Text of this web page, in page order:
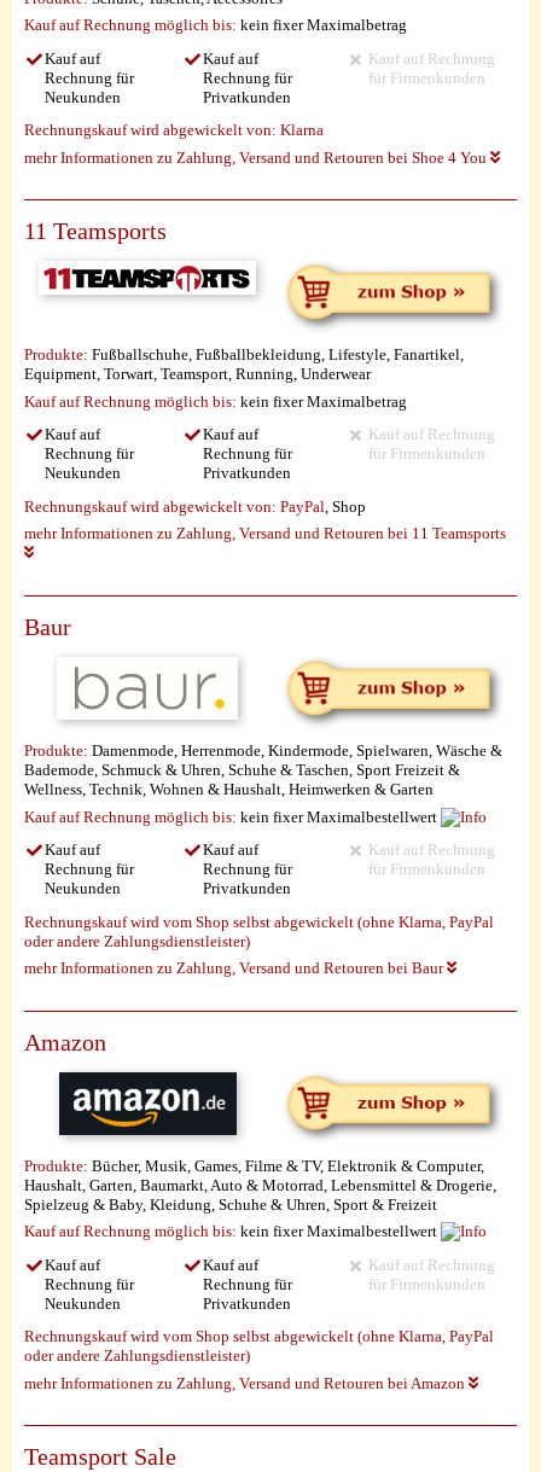
Kauf auf Rechnung möglich bis: kein fixer Maximalbetrag
Kauf auf
Rechnung für
Neukunden
Kauf auf
Rechnung für
Privatkunden
Kauf auf Rechnung
für Firmenkunden
Rechnungskauf wird abgewickelt von: Klarna
mehr Informationen zu Zahlung, Versand und Retouren bei Shoe 4 You
11 Teamsports
Produkte: Fußballschuhe, Fußballbekleidung, Lifestyle, Fanartikel,
Equipment, Torwart, Teamsport, Running, Underwear
Kauf auf Rechnung möglich bis: kein fixer Maximalbetrag
Kauf auf
Rechnung für
Neukunden
Kauf auf
Rechnung für
Privatkunden
Kauf auf Rechnung
für Firmenkunden
Rechnungskauf wird abgewickelt von: PayPal , Shop
mehr Informationen zu Zahlung, Versand und Retouren bei 11 Teamsports
Baur
Produkte: Damenmode, Herrenmode, Kindermode, Spielwaren, Wäsche &
Bademode, Schmuck & Uhren, Schuhe & Taschen, Sport Freizeit &
Wellness, Technik, Wohnen & Haushalt, Heimwerken & Garten
Kauf auf Rechnung möglich bis: kein fixer Maximalbestellwert
Kauf auf
Rechnung für
Neukunden
Kauf auf
Rechnung für
Privatkunden
Kauf auf Rechnung
für Firmenkunden
Rechnungskauf wird vom Shop selbst abgewickelt (ohne Klarna, PayPal
oder andere Zahlungsdienstleister)
mehr Informationen zu Zahlung, Versand und Retouren bei Baur
Amazon
Produkte: Bücher, Musik, Games, Filme & TV, Elektronik & Computer,
Haushalt, Garten, Baumarkt, Auto & Motorrad, Lebensmittel & Drogerie,
Spielzeug & Baby, Kleidung, Schuhe & Uhren, Sport & Freizeit
Kauf auf Rechnung möglich bis: kein fixer Maximalbestellwert
Kauf auf
Rechnung für
Neukunden
Kauf auf
Rechnung für
Privatkunden
Kauf auf Rechnung
für Firmenkunden
Rechnungskauf wird vom Shop selbst abgewickelt (ohne Klarna, PayPal
oder andere Zahlungsdienstleister)
mehr Informationen zu Zahlung, Versand und Retouren bei Amazon
Teamsport Sale